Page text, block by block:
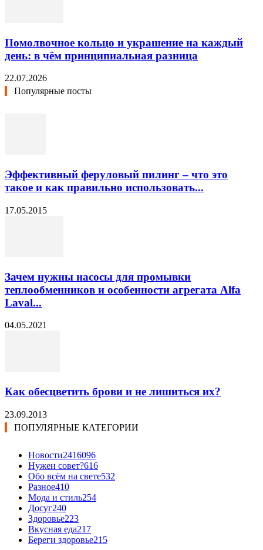
Помолвочное кольцо и украшение на каждый
день: в чём принципиальная разница
22.07.2026
Популярные посты
Эффективный феруловый пилинг – что это
такое и как правильно использовать...
17.05.2015
Зачем нужны насосы для промывки
теплообменников и особенности агрегата Alfa
Laval...
04.05.2021
Как обесцветить брови и не лишиться их?
23.09.2013
ПОПУЛЯРНЫЕ КАТЕГОРИИ
Новости2416096
Нужен совет?616
Обо всём на свете532
Разное410
Мода и стиль254
Досуг240
Здоровье223
Вкусная еда217
Береги здоровье215